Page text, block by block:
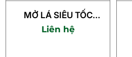
MỞ LÁ SIÊU TỐC
(250ml)
Liên hệ